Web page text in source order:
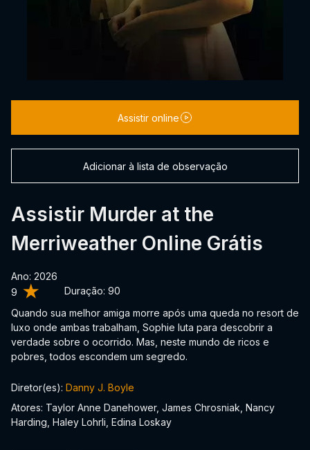
9 Duração: 90
Assistir Murder at the
Merriweather Online Grátis
Ano: 2026
Quando sua melhor amiga morre após uma queda no resort de
luxo onde ambas trabalham, Sophie luta para descobrir a
verdade sobre o ocorrido. Mas, neste mundo de ricos e
pobres, todos escondem um segredo.
Assistir online
Adicionar à lista de observação
Diretor(es): Danny J. Boyle
Atores: Taylor Anne Danehower, James Chrosniak, Nancy
Harding, Haley Lohrli, Edina Loskay